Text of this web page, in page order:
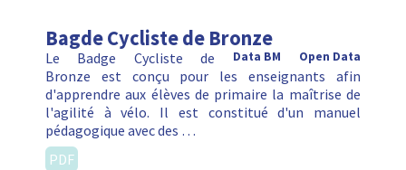
Bagde Cycliste de Bronze
Open Data
Data BM
Le Badge Cycliste de
Bronze est conçu pour les enseignants afin
d'apprendre aux élèves de primaire la maîtrise de
l'agilité à vélo. Il est constitué d'un manuel
pédagogique avec des …
PDF